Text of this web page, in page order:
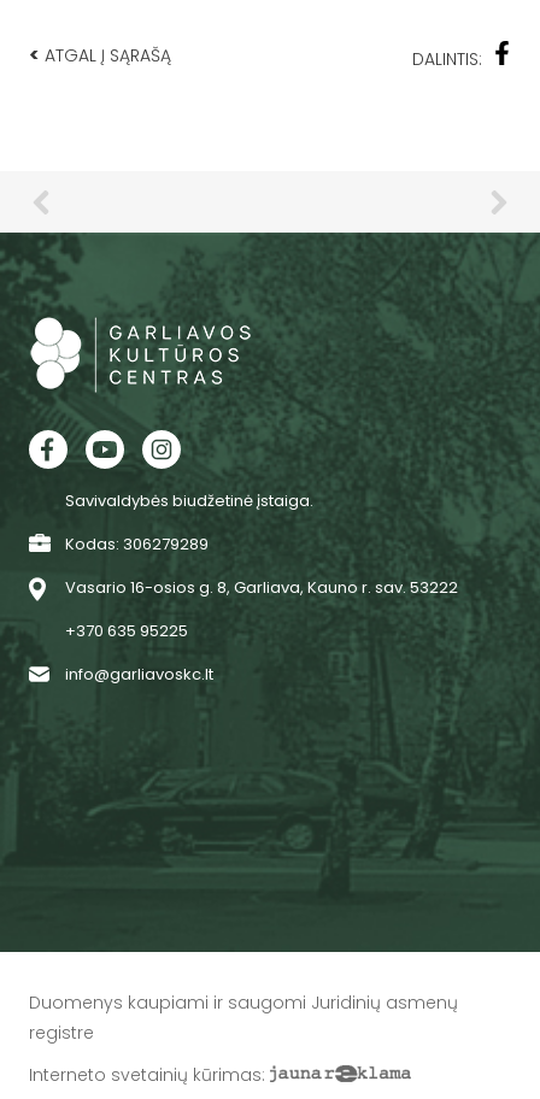
< ATGAL Į SĄRAŠĄ DALINTIS:
Savivaldybės biudžetinė įstaiga.
Kodas: 306279289
Vasario 16-osios g. 8, Garliava, Kauno r. sav. 53222
+370 635 95225
info@garliavoskc.lt
Duomenys kaupiami ir saugomi Juridinių asmenų
registre
Interneto svetainių kūrimas: